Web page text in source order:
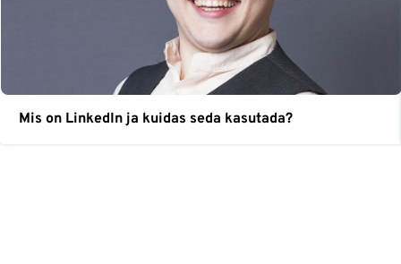
Mis on LinkedIn ja kuidas seda kasutada?